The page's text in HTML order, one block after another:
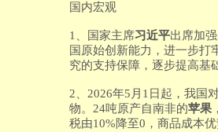
国内宏观
1、国家主席习近平出席加
国原始创新能力，进一步打
究的支持保障，逐步提高基
2、2026年5月1日起，我国
物。24吨原产自南非的苹果
税由10%降至0，商品成本优